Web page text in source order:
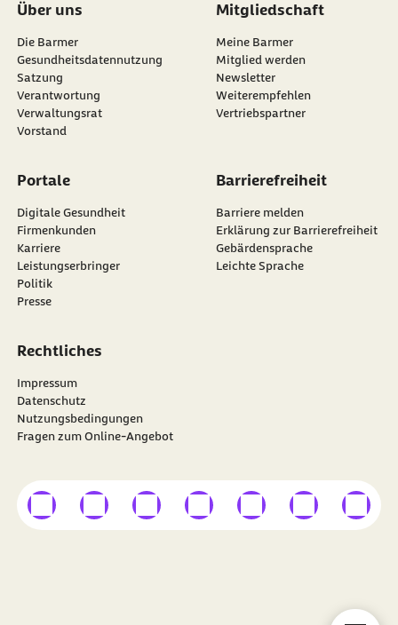
Über uns
Die Barmer
Gesundheitsdatennutzung
Satzung
Verantwortung
Verwaltungsrat
Vorstand
Mitgliedschaft
Meine Barmer
Mitglied werden
Newsletter
externer Link:
Weiterempfehlen
Vertriebspartner
Portale
Digitale Gesundheit
Firmenkunden
Karriere
Leistungserbringer
Politik
Presse
Barrierefreiheit
Barriere melden
Erklärung zur Barrierefreiheit
Gebärdensprache
Leichte Sprache
Rechtliches
Impressum
Datenschutz
Nutzungsbedingungen
Fragen zum Online-Angebot
Besuchen Sie dieBARMER auf
externer Linkexterner Linkexterner Linkexterner Linkexterner Linkexterner Link